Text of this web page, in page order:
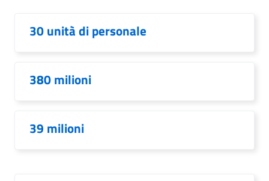
30 unità di personale
380 milioni
39 milioni